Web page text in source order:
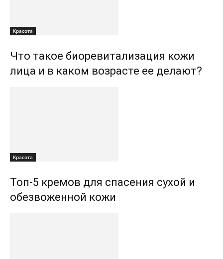
Красота
Что такое биоревитализация кожи
лица и в каком возрасте ее делают?
Красота
Топ-5 кремов для спасения сухой и
обезвоженной кожи